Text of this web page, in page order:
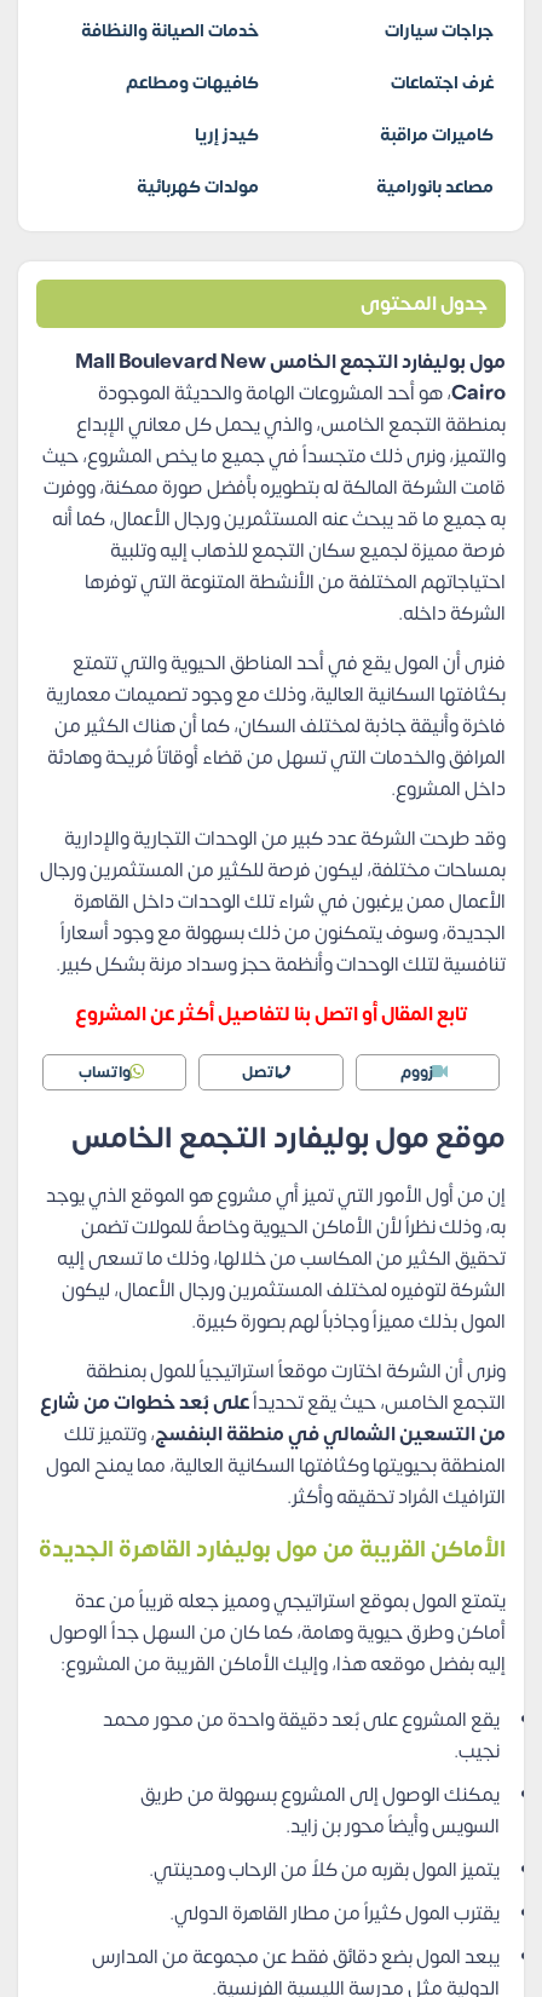
جراجات سيارات
خدمات الصيانة والنظافة
غرف اجتماعات
كافيهات ومطاعم
كاميرات مراقبة
كيدز إريا
مصاعد بانورامية
مولدات كهربائية
جدول المحتوى
مول بوليفارد التجمع الخامس Mall Boulevard New
Cairo، هو أحد المشروعات الهامة والحديثة الموجودة
بمنطقة التجمع الخامس، والذي يحمل كل معاني الإبداع
والتميز، ونرى ذلك متجسداً في جميع ما يخص المشروع، حيث
قامت الشركة المالكة له بتطويره بأفضل صورة ممكنة، ووفرت
به جميع ما قد يبحث عنه المستثمرين ورجال الأعمال، كما أنه
فرصة مميزة لجميع سكان التجمع للذهاب إليه وتلبية
احتياجاتهم المختلفة من الأنشطة المتنوعة التي توفرها
الشركة داخله.
فنرى أن المول يقع في أحد المناطق الحيوية والتي تتمتع
بكثافتها السكانية العالية، وذلك مع وجود تصميمات معمارية
فاخرة وأنيقة جاذبة لمختلف السكان، كما أن هناك الكثير من
المرافق والخدمات التي تسهل من قضاء أوقاتاً مُريحة وهادئة
داخل المشروع.
وقد طرحت الشركة عدد كبير من الوحدات التجارية والإدارية
بمساحات مختلفة، ليكون فرصة للكثير من المستثمرين ورجال
الأعمال ممن يرغبون في شراء تلك الوحدات داخل القاهرة
الجديدة، وسوف يتمكنون من ذلك بسهولة مع وجود أسعاراً
تنافسية لتلك الوحدات وأنظمة حجز وسداد مرنة بشكل كبير.
تابع المقال أو اتصل بنا لتفاصيل أكثر عن المشروع
زووم اتصل واتساب
موقع مول بوليفارد التجمع الخامس
إن من أول الأمور التي تميز أي مشروع هو الموقع الذي يوجد
به، وذلك نظراً لأن الأماكن الحيوية وخاصةً للمولات تضمن
تحقيق الكثير من المكاسب من خلالها، وذلك ما تسعى إليه
الشركة لتوفيره لمختلف المستثمرين ورجال الأعمال، ليكون
المول بذلك مميزاً وجاذباً لهم بصورة كبيرة.
ونرى أن الشركة اختارت موقعاً استراتيجياً للمول بمنطقة
التجمع الخامس، حيث يقع تحديداًعلى بُعد خطوات من شارع
من التسعين الشمالي في منطقة البنفسج، وتتميز تلك
المنطقة بحيويتها وكثافتها السكانية العالية، مما يمنح المول
الترافيك المُراد تحقيقه وأكثر.
الأماكن القريبة من مول بوليفارد القاهرة الجديدة
يتمتع المول بموقع استراتيجي ومميز جعله قريباً من عدة
أماكن وطرق حيوية وهامة، كما كان من السهل جداً الوصول
إليه بفضل موقعه هذا، وإليك الأماكن القريبة من المشروع:
يقع المشروع على بُعد دقيقة واحدة من محور محمد
نجيب.
يمكنك الوصول إلى المشروع بسهولة من طريق
السويس وأيضاً محور بن زايد.
يتميز المول بقربه من كلاً من الرحاب ومدينتي.
يقترب المول كثيراً من مطار القاهرة الدولي.
يبعد المول بضع دقائق فقط عن مجموعة من المدارس
الدولية مثل مدرسة الليسية الفرنسية.